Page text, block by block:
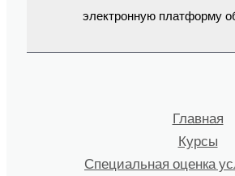
электронную платформу
Главная
Курсы
Специальная оценка